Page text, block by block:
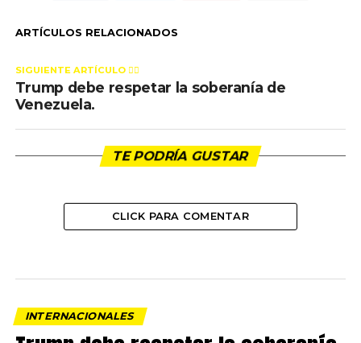
ARTÍCULOS RELACIONADOS
SIGUIENTE ARTÍCULO 👈🏻
Trump debe respetar la soberanía de
Venezuela.
TE PODRÍA GUSTAR
CLICK PARA COMENTAR
INTERNACIONALES